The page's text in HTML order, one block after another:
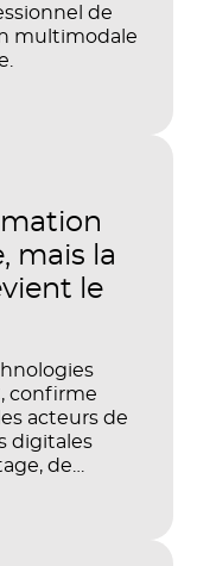
de
multimodale
mais la
le
confirme
acteurs de
digitales
de
IA,